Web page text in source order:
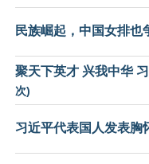
民族崛起，中国女排也
聚天下英才 兴我中华
次)
习近平代表国人发表胸